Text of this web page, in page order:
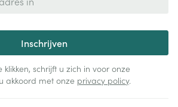
Inschrijven
schrijft u zich in voor onze
akkoord met onze privacy policy.